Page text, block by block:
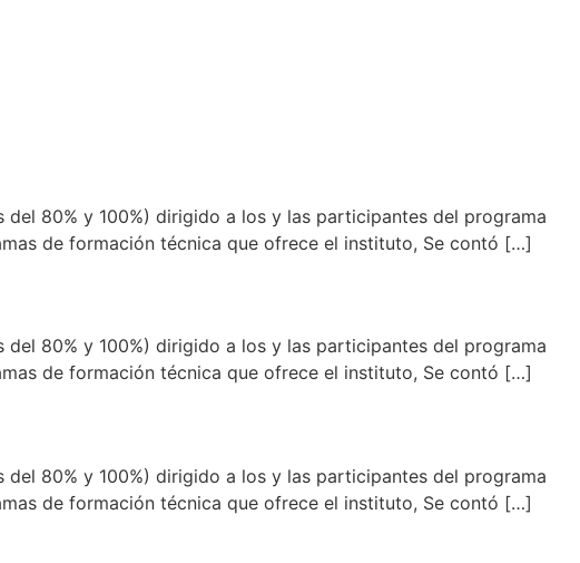
80% y 100%) dirigido a los y las participantes del programa
de formación técnica que ofrece el instituto, Se contó […]
80% y 100%) dirigido a los y las participantes del programa
de formación técnica que ofrece el instituto, Se contó […]
80% y 100%) dirigido a los y las participantes del programa
de formación técnica que ofrece el instituto, Se contó […]